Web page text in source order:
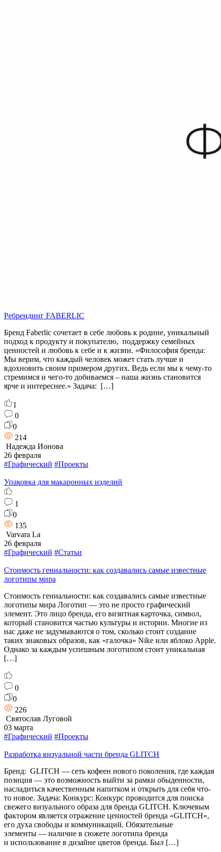
Ребрендинг FABERLIC
Бренд Faberlic сочетает в себе любовь к родине, уникальный
подход к продукту и покупателю, поддержку семейных
ценностей и любовь к себе и к жизни. «Философия бренда:
Мы верим, что каждый человек может стать лучше и
вдохновить своим примером других. Ведь если мы к чему-то
стремимся и чего-то добиваемся – наша жизнь становится
ярче и интереснее.» Задача: […]
1
0
0
214
Надежда Ионова
26 февраля
#Графический #Проекты
Упаковка для макаронных изделий
1
0
135
Varvara La
26 февраля
#Графический #Статьи
Стоимость гениальности: как создавались самые известные
логотипы мира
Стоимость гениальности: как создавались самые известные
логотипы мира Логотип — это не просто графический
элемент. Это лицо бренда, его визитная карточка, символ,
который становится частью культуры и истории. Многие из
нас даже не задумываются о том, сколько стоит создание
таких знаковых образов, как «галочка» Nike или яблоко Apple.
Однако за каждым успешным логотипом стоит уникальная
[…]
0
0
226
Святослав Луговой
03 марта
#Графический #Проекты
Разработка визуальной части бренда GLITCH
Бренд: GLITCH — сеть кофеен нового поколения, где каждая
позиция — это возможность выйти за рамки обыденности,
насладиться качественным напитком и открыть для себя что-
то новое. Задача: Конкурс: Конкурс проводится для поиска
свежего визуального образа для бренда GLITCH. Ключевым
фактором является отражение ценностей бренда «GLITCH»,
его духа свободы и коммуникаций. Обязательные
элементы — наличие в сюжете логотипа бренда
и использование в дизайне цветов бренда. Был […]